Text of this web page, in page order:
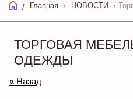
/ Главная / НОВОСТИ /
ТОРГОВАЯ
ОДЕЖДЫ
« Назад